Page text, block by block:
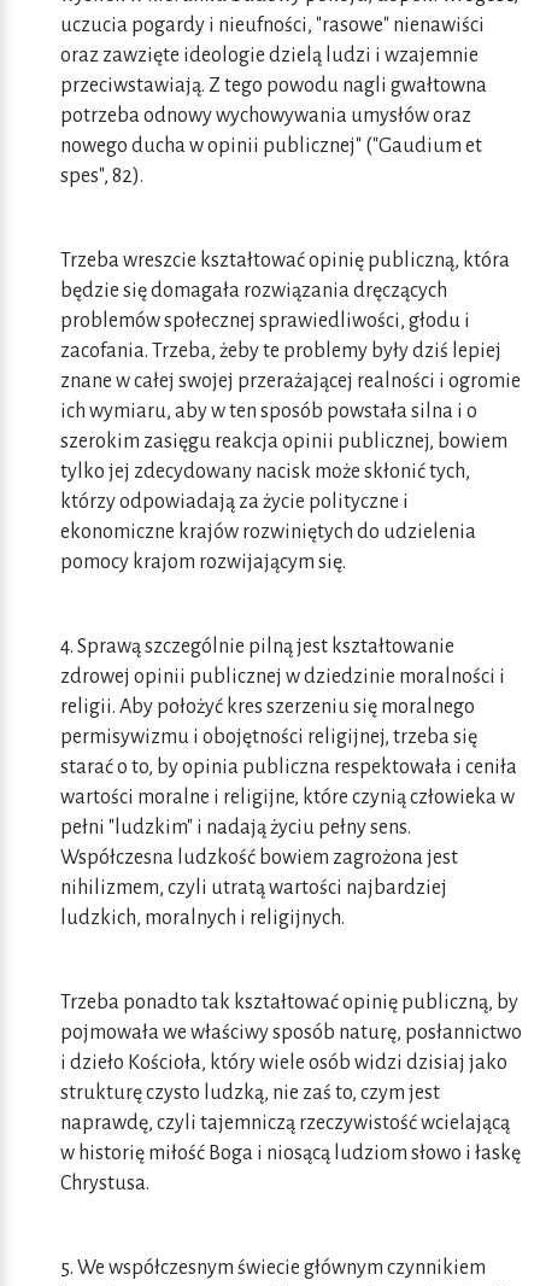
uczucia pogardy i nieufności, "rasowe" nienawiści
oraz zawzięte ideologie dzielą ludzi i wzajemnie
przeciwstawiają. Z tego powodu nagli gwałtowna
potrzeba odnowy wychowywania umysłów oraz
nowego ducha w opinii publicznej" ("Gaudium et
spes", 82).
Trzeba wreszcie kształtować opinię publiczną, która
będzie się domagała rozwiązania dręczących
problemów społecznej sprawiedliwości, głodu i
zacofania. Trzeba, żeby te problemy były dziś lepiej
znane w całej swojej przerażającej realności i ogromie
ich wymiaru, aby w ten sposób powstała silna i o
szerokim zasięgu reakcja opinii publicznej, bowiem
tylko jej zdecydowany nacisk może skłonić tych,
którzy odpowiadają za życie polityczne i
ekonomiczne krajów rozwiniętych do udzielenia
pomocy krajom rozwijającym się.
4. Sprawą szczególnie pilną jest kształtowanie
zdrowej opinii publicznej w dziedzinie moralności i
religii. Aby położyć kres szerzeniu się moralnego
permisywizmu i obojętności religijnej, trzeba się
starać o to, by opinia publiczna respektowała i ceniła
wartości moralne i religijne, które czynią człowieka w
pełni "ludzkim" i nadają życiu pełny sens.
Współczesna ludzkość bowiem zagrożona jest
nihilizmem, czyli utratą wartości najbardziej
ludzkich, moralnych i religijnych.
Trzeba ponadto tak kształtować opinię publiczną, by
pojmowała we właściwy sposób naturę, posłannictwo
i dzieło Kościoła, który wiele osób widzi dzisiaj jako
strukturę czysto ludzką, nie zaś to, czym jest
naprawdę, czyli tajemniczą rzeczywistość wcielającą
w historię miłość Boga i niosącą ludziom słowo i łaskę
Chrystusa.
5. We współczesnym świecie głównym czynnikiem